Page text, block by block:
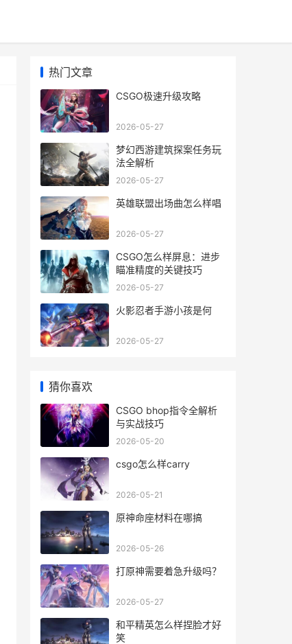
热门文章
CSGO极速升级攻略
2026-05-27
梦幻西游建筑探案任务玩
法全解析
2026-05-27
英雄联盟出场曲怎么样唱
2026-05-27
CSGO怎么样屏息：进步
瞄准精度的关键技巧
2026-05-27
火影忍者手游小孩是何
2026-05-27
猜你喜欢
CSGO bhop指令全解析
与实战技巧
2026-05-20
csgo怎么样carry
2026-05-21
原神命座材料在哪搞
2026-05-26
打原神需要着急升级吗？
2026-05-27
和平精英怎么样捏脸才好
笑